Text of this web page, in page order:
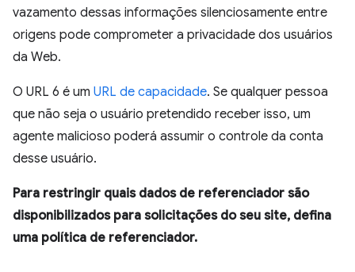
vazamento dessas informações silenciosamente entre
origens pode comprometer a privacidade dos usuários
da Web.
O URL 6 é um URL de capacidade. Se qualquer pessoa
que não seja o usuário pretendido receber isso, um
agente malicioso poderá assumir o controle da conta
desse usuário.
Para restringir quais dados de referenciador são
disponibilizados para solicitações do seu site, defina
uma política de referenciador.